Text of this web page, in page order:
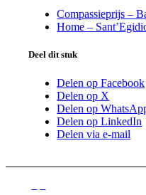
Compassieprijs –
Home –
Deel dit stuk
Delen op Facebook
Delen op X
Delen op
Delen op LinkedIn
Delen via e-mail